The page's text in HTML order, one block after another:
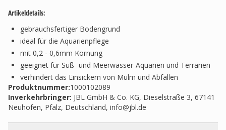
Artikeldetails:
gebrauchsfertiger Bodengrund
ideal für die Aquarienpflege
mit 0,2 - 0,6mm Körnung
geeignet für Süß- und Meerwasser-Aquarien und Terrarien
verhindert das Einsickern von Mulm und Abfällen
Produktnummer:1000102089
Inverkehrbringer: JBL GmbH & Co. KG, Dieselstraße 3, 67141
Neuhofen, Pfalz, Deutschland, info@jbl.de